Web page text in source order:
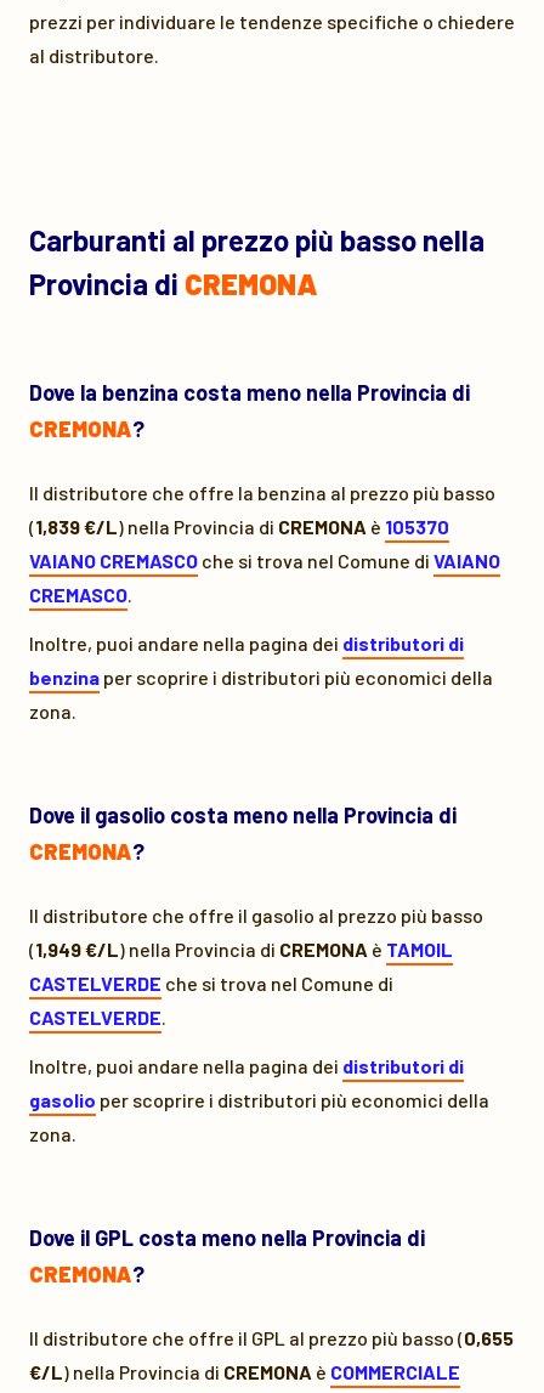
prezzi per individuare le tendenze specifiche o chiedere
al distributore.
Carburanti al prezzo più basso nella
Provincia di CREMONA
Dove la benzina costa meno nella Provincia di
CREMONA?
Il distributore che offre la benzina al prezzo più basso
(1,839 €/L) nella Provincia di CREMONA è 105370
VAIANO CREMASCO che si trova nel Comune di VAIANO
CREMASCO.
Inoltre, puoi andare nella pagina dei distributori di
benzina per scoprire i distributori più economici della
zona.
Dove il gasolio costa meno nella Provincia di
CREMONA?
Il distributore che offre il gasolio al prezzo più basso
(1,949 €/L) nella Provincia di CREMONA è TAMOIL
CASTELVERDE che si trova nel Comune di
CASTELVERDE.
Inoltre, puoi andare nella pagina dei distributori di
gasolio per scoprire i distributori più economici della
zona.
Dove il GPL costa meno nella Provincia di
CREMONA?
Il distributore che offre il GPL al prezzo più basso (0,655
€/L) nella Provincia di CREMONA è COMMERCIALE